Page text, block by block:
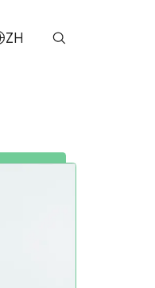
ZH
日本